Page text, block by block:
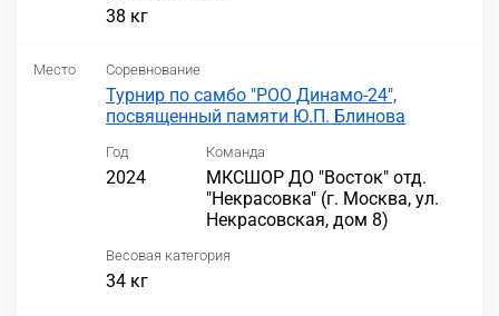
38 кг
Место Соревнование
Турнир по самбо "РОО Динамо-24",
посвященный памяти Ю.П. Блинова
Год
2024
Команда
МКСШОР ДО "Восток" отд.
"Некрасовка" (г. Москва, ул.
Некрасовская, дом 8)
Весовая категория
34 кг